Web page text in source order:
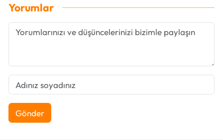
Yorumlar
Gönder